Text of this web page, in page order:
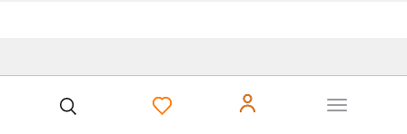
Förderprogramme zur